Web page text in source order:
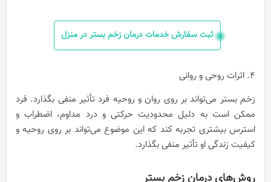
ثبت سفارش خدمات درمان زخم بستر در منزل
4. اثرات روحی و روانی
زخم بستر می‌تواند بر روی روان و روحیه فرد تأثیر منفی بگذارد. فرد
ممکن است به دلیل محدودیت حرکتی و درد مداوم، اضطراب و
استرس بیشتری تجربه کند که این موضوع می‌تواند بر روی روحیه و
کیفیت زندگی او تأثیر منفی بگذارد.
روش‌های درمان زخم بستر